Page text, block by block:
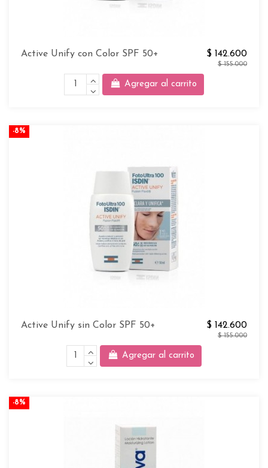
Active Unify con Color SPF 50+ $ 142.600
$ 155.000
Agregar al carrito
-8%
Active Unify sin Color SPF 50+ $ 142.600
$ 155.000
Agregar al carrito
-8%